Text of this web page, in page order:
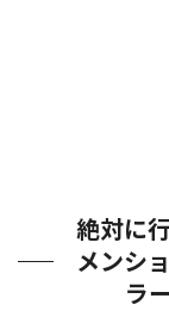
絶対に
メンシ
ラ